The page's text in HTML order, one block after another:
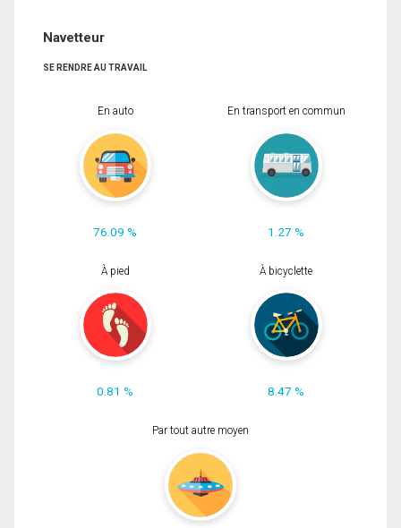
Navetteur
SE RENDRE AU TRAVAIL
En auto
76.09 %
En transport en commun
1.27 %
À pied
0.81 %
À bicyclette
8.47 %
Par tout autre moyen